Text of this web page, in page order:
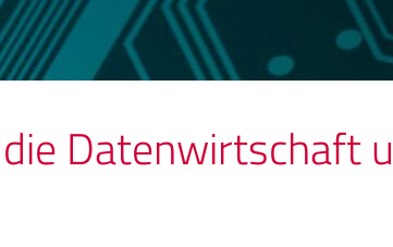
Datenwirtschaft